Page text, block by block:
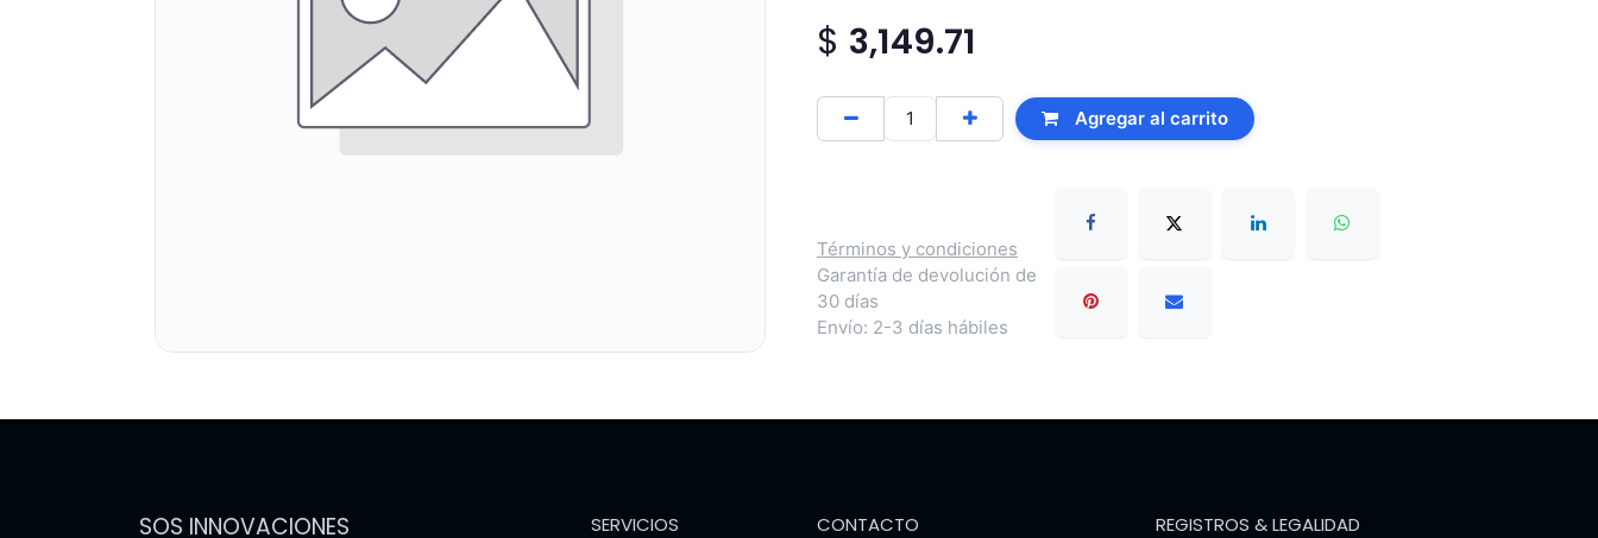
$ 3,149.71
Agregar al carrito
Términos y condiciones
Garantía de devolución de
30 días
Envío: 2-3 días hábiles
SOS INNOVACIONES SERVICIOS CONTACTO REGISTROS & LEGALIDAD